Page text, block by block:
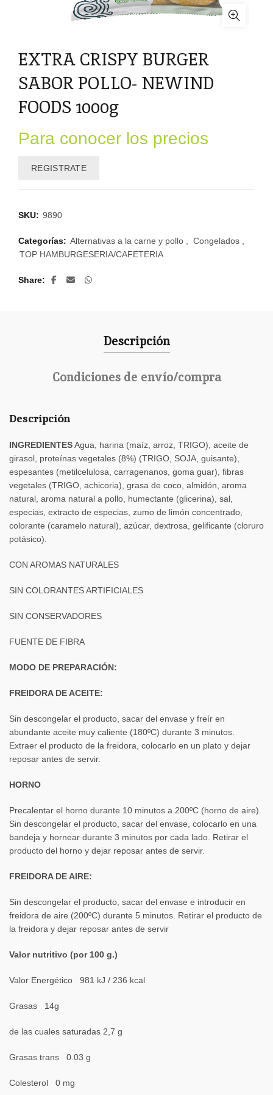
EXTRA CRISPY BURGER
SABOR POLLO- NEWIND
FOODS 1000g
Para conocer los precios
REGISTRATE
SKU: 9890
Categorías: Alternativas a la carne y pollo Congelados
TOP HAMBURGESERIA/CAFETERIA
Share
Descripción
Condiciones de envío/compra
Descripción
INGREDIENTESAgua, harina (maíz, arroz, TRIGO), aceite de
girasol, proteínas vegetales (8%) (TRIGO, SOJA, guisante),
espesantes (metilcelulosa, carragenanos, goma guar), fibras
vegetales (TRIGO, achicoria), grasa de coco, almidón, aroma
natural, aroma natural a pollo, humectante (glicerina), sal,
especias, extracto de especias, zumo de limón concentrado,
colorante (caramelo natural), azúcar, dextrosa, gelificante (cloruro
potásico).
CON AROMAS NATURALES
SIN COLORANTES ARTIFICIALES
SIN CONSERVADORES
FUENTE DE FIBRA
MODO DE PREPARACIÓN:
FREIDORA DE ACEITE:
Sin descongelar el producto, sacar del envase y freír en
abundante aceite muy caliente (180ºC) durante 3 minutos.
Extraer el producto de la freidora, colocarlo en un plato y dejar
reposar antes de servir.
HORNO
Precalentar el horno durante 10 minutos a 200ºC (horno de aire).
Sin descongelar el producto, sacar del envase, colocarlo en una
bandeja y hornear durante 3 minutos por cada lado. Retirar el
producto del horno y dejar reposar antes de servir.
FREIDORA DE AIRE:
Sin descongelar el producto, sacar del envase e introducir en
freidora de aire (200ºC) durante 5 minutos. Retirar el producto de
la freidora y dejar reposar antes de servir
Valor nutritivo (por 100 g.)
Valor Energético 981 kJ / 236 kcal
Grasas 14g
de las cuales saturadas 2,7 g
Grasas trans 0.03 g
Colesterol 0 mg